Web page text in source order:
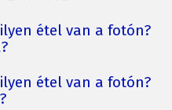
étel van a fotón?
étel van a fotón?